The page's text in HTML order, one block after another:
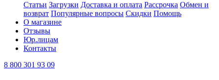
Статьи Загрузки Доставка и оплата Рассрочка Обмен и
возврат Популярные вопросы Скидки Помощь
О магазине
Отзывы
Юр.лицам
Контакты
8 800 301 93 09